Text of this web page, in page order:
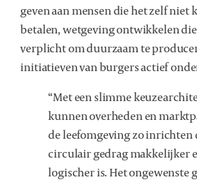
geven aan mensen die het zelf niet
betalen, wetgeving ontwikkelen
verplicht om duurzaam te
initiatieven van burgers actief
“Met een slimme
kunnen overheden en
de leefomgeving zo inrichten
circulair gedrag makkelijker
logischer is. Het ongewenste